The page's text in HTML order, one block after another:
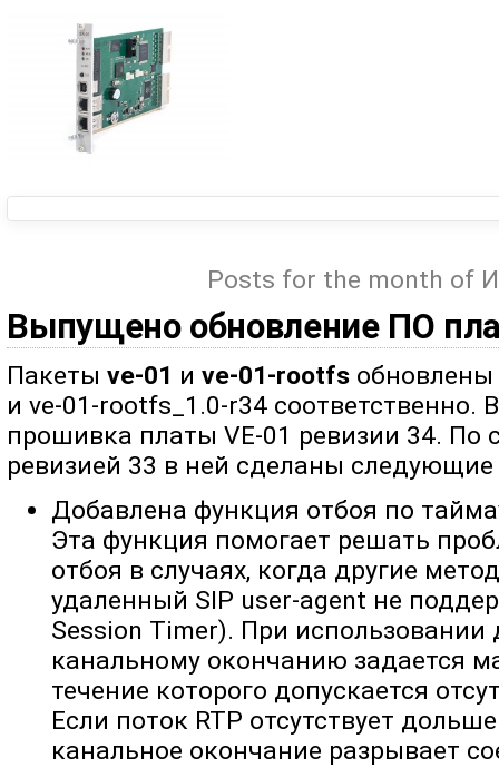
Posts for the month of
Выпущено обновление ПО
Пакетыve-01 иve-01-rootfs обновлены
и ve-01-rootfs_1.0-r34 соответственно.
прошивка платы VE-01 ревизии 34.
ревизией 33 в ней сделаны
Добавлена функция отбоя по
Эта функция помогает решать
отбоя в случаях, когда другие
удаленный SIP user-agent не
Session Timer). При
канальному окончанию задается
течение которого допускается
Если поток RTP отсутствует
канальное окончание разрывает